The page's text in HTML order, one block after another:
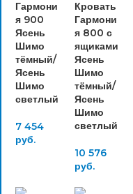
Гармони
я 900
Ясень
Шимо
тёмный/
Ясень
Шимо
светлый
7 454
руб.
Кровать
Гармони
я 800 с
ящиками
Ясень
Шимо
тёмный/
Ясень
Шимо
светлый
10 576
руб.